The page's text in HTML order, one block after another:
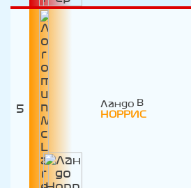
5
Ландо
НОРРИС